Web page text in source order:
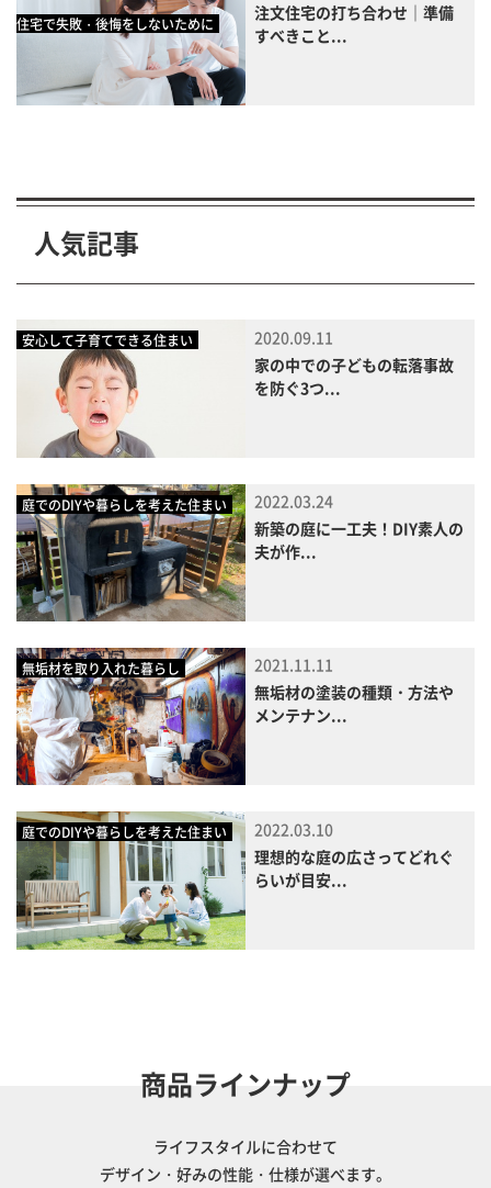
住宅で失敗・後悔をしないために
注文住宅の打ち合わせ｜準備
すべきこと...
人気記事
安心して子育てできる住まい
2020.09.11
家の中での子どもの転落事故
を防ぐ3つ...
庭でのDIYや暮らしを考えた住まい
2022.03.24
新築の庭に一工夫！DIY素人の
夫が作...
無垢材を取り入れた暮らし
2021.11.11
無垢材の塗装の種類・方法や
メンテナン...
庭でのDIYや暮らしを考えた住まい
2022.03.10
理想的な庭の広さってどれぐ
らいが目安...
商品ラインナップ
ライフスタイルに合わせて
デザイン・好みの性能・仕様が選べます。